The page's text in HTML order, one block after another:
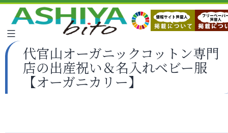
代官山オーガニックコットン専門
店の出産祝い＆名入れベビー服
【オーガニカリー】